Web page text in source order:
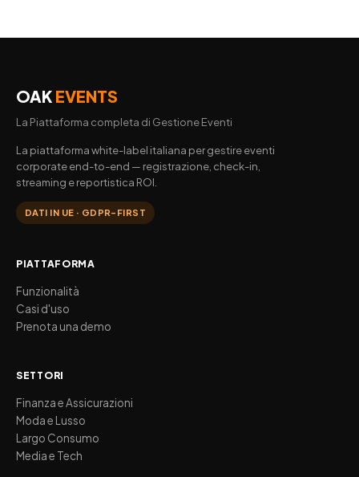
OAK EVENTS
La Piattaforma completa di Gestione Eventi
La piattaforma white-label italiana per gestire eventi
corporate end-to-end — registrazione, check-in,
streaming e reportistica ROI.
DATI IN UE · GDPR-FIRST
PIATTAFORMA
Funzionalità
Casi d'uso
Prenota una demo
SETTORI
Finanza e Assicurazioni
Moda e Lusso
Largo Consumo
Media e Tech